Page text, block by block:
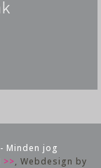
Minden jog
>>, Webdesign by